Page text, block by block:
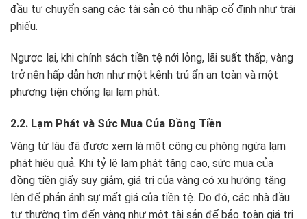
đầu tư chuyển sang các tài sản có thu nhập cố định như trái
phiếu.
Ngược lại, khi chính sách tiền tệ nới lỏng, lãi suất thấp, vàng
trở nên hấp dẫn hơn như một kênh trú ẩn an toàn và một
phương tiện chống lại lạm phát.
2.2. Lạm Phát và Sức Mua Của Đồng Tiền
Vàng từ lâu đã được xem là một công cụ phòng ngừa lạm
phát hiệu quả. Khi tỷ lệ lạm phát tăng cao, sức mua của
đồng tiền giấy suy giảm, giá trị của vàng có xu hướng tăng
lên để phản ánh sự mất giá của tiền tệ. Do đó, các nhà đầu
tư thường tìm đến vàng như một tài sản để bảo toàn giá trị